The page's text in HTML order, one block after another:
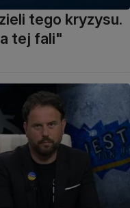
tego kryzysu.
tej fali"